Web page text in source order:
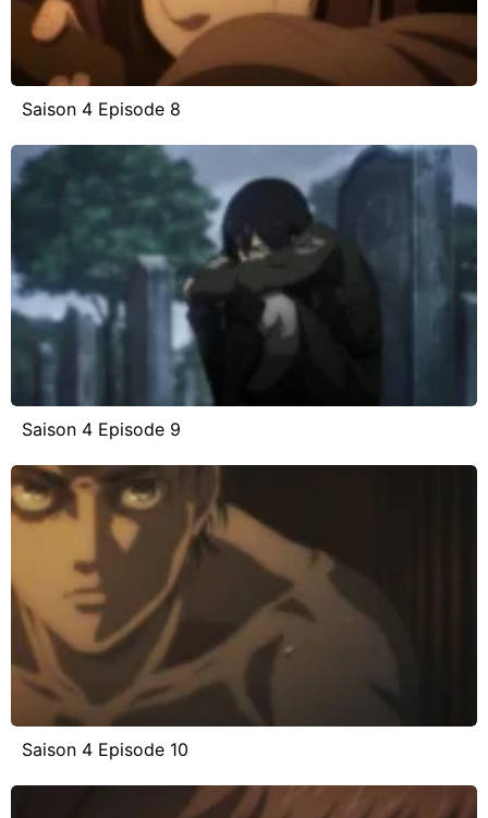
Saison 4 Episode 8
Saison 4 Episode 9
Saison 4 Episode 10